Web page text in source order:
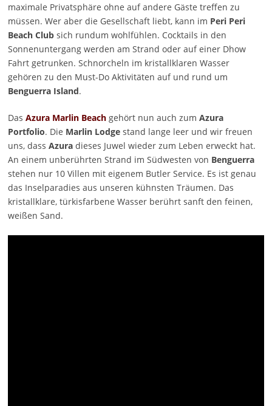
maximale Privatsphäre ohne auf andere Gäste treffen zu
müssen. Wer aber die Gesellschaft liebt, kann im Peri Peri
Beach Clubsich rundum wohlfühlen. Cocktails in den
Sonnenuntergang werden am Strand oder auf einer Dhow
Fahrt getrunken. Schnorcheln im kristallklaren Wasser
gehören zu den Must-Do Aktivitäten auf und rund um
Benguerra Island.
Das Azura Marlin Beachgehört nun auch zum Azura
Portfolio. Die Marlin Lodgestand lange leer und wir freuen
uns, dass Azuradieses Juwel wieder zum Leben erweckt hat.
An einem unberührten Strand im Südwesten von Benguerra
stehen nur 10 Villen mit eigenem Butler Service. Es ist genau
das Inselparadies aus unseren kühnsten Träumen. Das
kristallklare, türkisfarbene Wasser berührt sanft den feinen,
weißen Sand.